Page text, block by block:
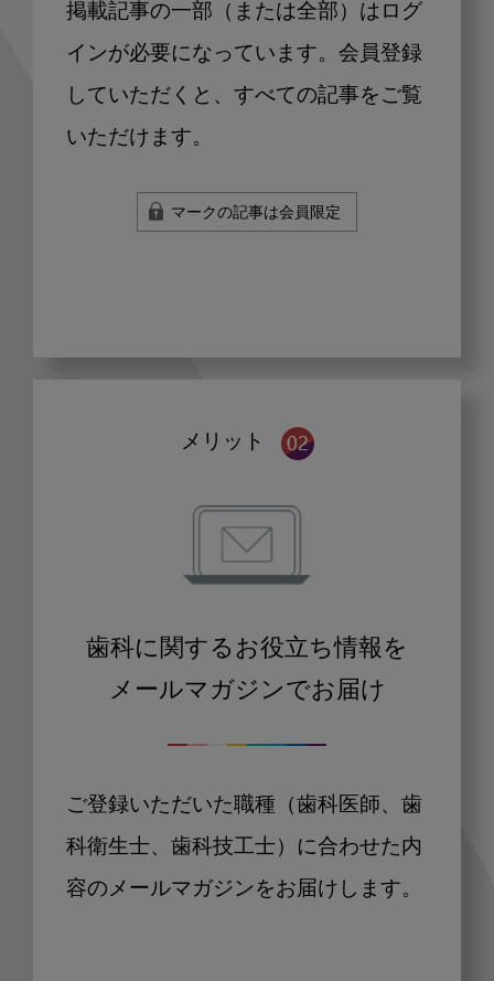
掲載記事の一部（または全部）はログ
インが必要になっています。会員登録
していただくと、すべての記事をご覧
いただけます。
マークの記事は会員限定
メリット
歯科に関するお役立ち情報を
メールマガジンでお届け
ご登録いただいた職種（歯科医師、歯
科衛生士、歯科技工士）に合わせた内
容のメールマガジンをお届けします。